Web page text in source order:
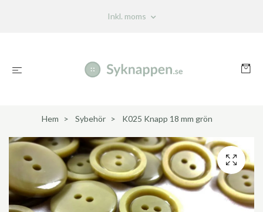
Inkl. moms
Hem Sybehör K025 Knapp 18 mm grön